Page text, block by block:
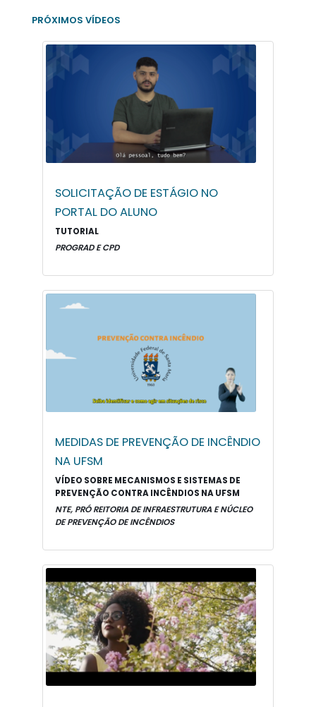
PRÓXIMOS VÍDEOS
SOLICITAÇÃO DE ESTÁGIO NO
PORTAL DO ALUNO
TUTORIAL
PROGRAD E CPD
MEDIDAS DE PREVENÇÃO DE INCÊNDIO
NA UFSM
VÍDEO SOBRE MECANISMOS E SISTEMAS DE
PREVENÇÃO CONTRA INCÊNDIOS NA UFSM
NTE, PRÓ REITORIA DE INFRAESTRUTURA E NÚCLEO
DE PREVENÇÃO DE INCÊNDIOS